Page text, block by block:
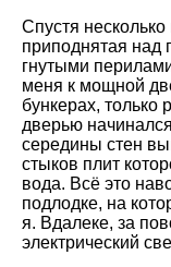
Спустя
приподнятая над
гнутыми
меня к мощной
бункерах, только
дверью
середины стен
стыков плит
вода. Всё это
подлодке, на
я. Вдалеке, за
электрический